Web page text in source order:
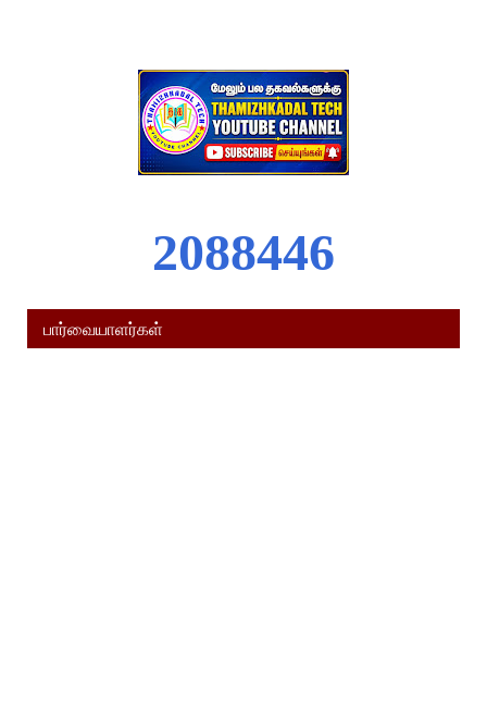
2088446
பார்வையாளர்கள்